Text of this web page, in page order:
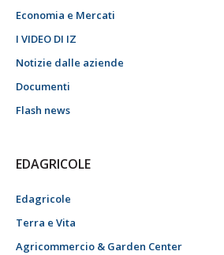
Economia e Mercati
I VIDEO DI IZ
Notizie dalle aziende
Documenti
Flash news
EDAGRICOLE
Edagricole
Terra e Vita
Agricommercio & Garden Center